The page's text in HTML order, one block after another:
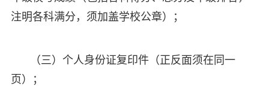
注明各科满分，须加盖学校公章）；
（三）个人身份证复印件（正反面须在同一
页）；